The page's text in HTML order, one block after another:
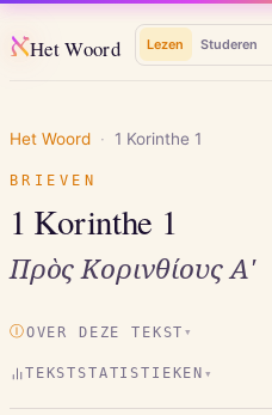
אHet Woord Lezen Studeren
Het Woord · 1 Korinthe 1
BRIEVEN
1 Korinthe 1
Πρὸς Κορινθίους Αʹ
ⒾOVER DEZE TEKST ▾
TEKSTSTATISTIEKEN ▾